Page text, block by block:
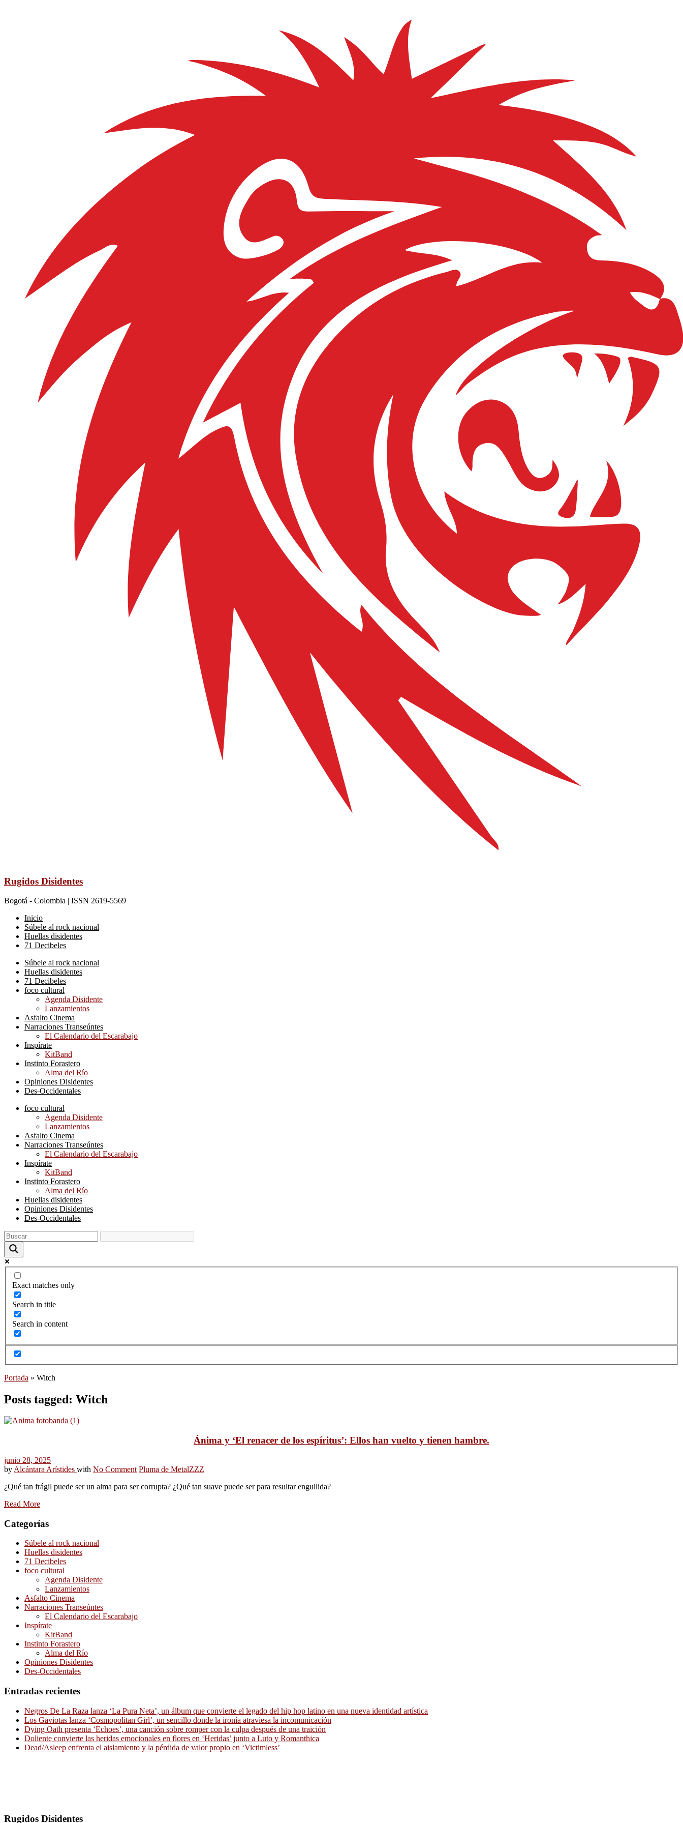
Rugidos Disidentes
Bogotá - Colombia | ISSN 2619-5569
Inicio
Súbele al rock nacional
Huellas disidentes
71 Decibeles
Súbele al rock nacional
Huellas disidentes
71 Decibeles
foco cultural
Agenda Disidente
Lanzamientos
Asfalto Cinema
Narraciones Transeúntes
El Calendario del Escarabajo
Inspírate
KitBand
Instinto Forastero
Alma del Río
Opiniones Disidentes
Des-Occidentales
foco cultural
Agenda Disidente
Lanzamientos
Asfalto Cinema
Narraciones Transeúntes
El Calendario del Escarabajo
Inspírate
KitBand
Instinto Forastero
Alma del Río
Huellas disidentes
Opiniones Disidentes
Des-Occidentales
Exact matches only
Search in title
Search in content
Portada » Witch
Posts tagged: Witch
Ánima y ‘El renacer de los espíritus’: Ellos han vuelto y tienen hambre.
junio 28, 2025
by Alcántara Arístides with No Comment Pluma de MetalZZZ
¿Qué tan frágil puede ser un alma para ser corrupta? ¿Qué tan suave puede ser para resultar engullida?
Read More
Categorías
Súbele al rock nacional
Huellas disidentes
71 Decibeles
foco cultural
Agenda Disidente
Lanzamientos
Asfalto Cinema
Narraciones Transeúntes
El Calendario del Escarabajo
Inspírate
KitBand
Instinto Forastero
Alma del Río
Opiniones Disidentes
Des-Occidentales
Entradas recientes
Negros De La Raza lanza ‘La Pura Neta’, un álbum que convierte el legado del hip hop latino en una nueva identidad artística
Los Gaviotas lanza ‘Cosmopolitan Girl’, un sencillo donde la ironía atraviesa la incomunicación
Dying Oath presenta ‘Echoes’, una canción sobre romper con la culpa después de una traición
Doliente convierte las heridas emocionales en flores en ‘Heridas’ junto a Luto y Romanthica
Dead/Asleep enfrenta el aislamiento y la pérdida de valor propio en ‘Victimless’
Rugidos Disidentes